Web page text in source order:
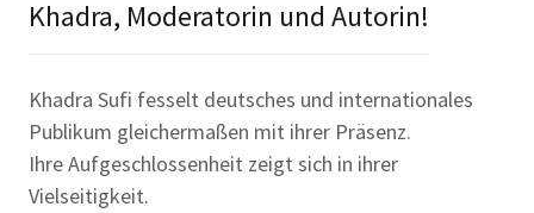
Khadra, Moderatorin und Autorin!
Khadra Sufi fesselt deutsches und internationales
Publikum gleichermaßen mit ihrer Präsenz.
Ihre Aufgeschlossenheit zeigt sich in ihrer
Vielseitigkeit.